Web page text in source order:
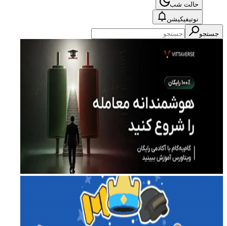
حالت شب
نوتیفیکیشن
جستجو